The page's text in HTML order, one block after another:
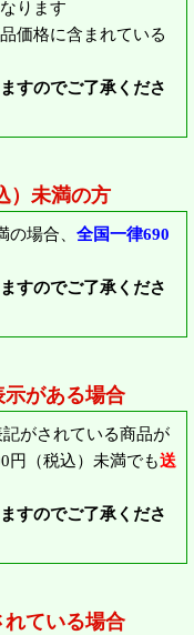
ります
価格に含まれている
すのでご了承くださ
）未満の方
場合、 全国一律690
すのでご了承くださ
がある場合
がされている商品が
円（税込）未満でも送
すのでご了承くださ
ている場合